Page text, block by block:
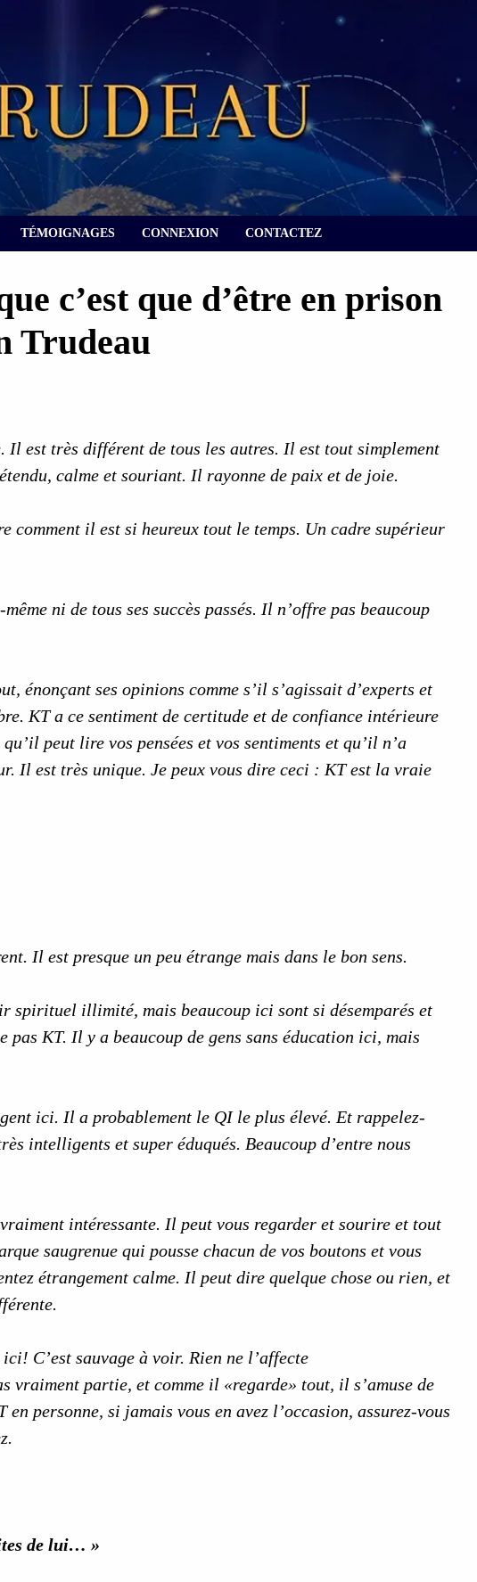
TÉMOIGNAGES CONNEXION CONTACTEZ
c’est que d’être en prison
Trudeau
est très différent de tous les autres. Il est tout simplement
calme et souriant. Il rayonne de paix et de joie.
comment il est si heureux tout le temps. Un cadre supérieur
ni de tous ses succès passés. Il n’offre pas beaucoup
énonçant ses opinions comme s’il s’agissait d’experts et
KT a ce sentiment de certitude et de confiance intérieure
peut lire vos pensées et vos sentiments et qu’il n’a
Il est très unique. Je peux vous dire ceci : KT est la vraie
Il est presque un peu étrange mais dans le bon sens.
spirituel illimité, mais beaucoup ici sont si désemparés et
pas KT. Il y a beaucoup de gens sans éducation ici, mais
ici. Il a probablement le QI le plus élevé. Et rappelez-
intelligents et super éduqués. Beaucoup d’entre nous
intéressante. Il peut vous regarder et sourire et tout
saugrenue qui pousse chacun de vos boutons et vous
étrangement calme. Il peut dire quelque chose ou rien, et
C’est sauvage à voir. Rien ne l’affecte
vraiment partie, et comme il «regarde» tout, il s’amuse de
personne, si jamais vous en avez l’occasion, assurez-vous
de lui… »